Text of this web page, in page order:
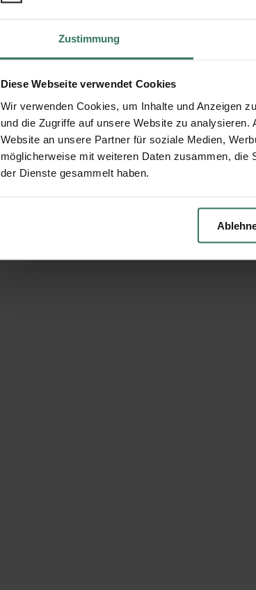
Zustimmung
Diese Webseite verwendet Cookies
Wir verwenden Cookies, um Inhalte und Anzeigen
und die Zugriffe auf unsere Website zu
Website an unsere Partner für soziale Medien,
möglicherweise mit weiteren Daten zusammen, die
der Dienste gesammelt haben.